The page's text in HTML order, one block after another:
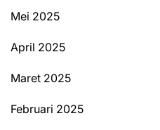
Mei 2025
April 2025
Maret 2025
Februari 2025